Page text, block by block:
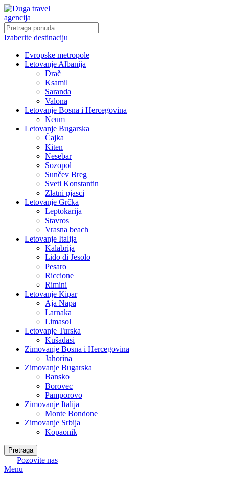
Izaberite destinaciju
Evropske metropole
Letovanje Albanija
Drač
Ksamil
Saranda
Valona
Letovanje Bosna i Hercegovina
Neum
Letovanje Bugarska
Čajka
Kiten
Nesebar
Sozopol
Sunčev Breg
Sveti Konstantin
Zlatni pjasci
Letovanje Grčka
Leptokarija
Stavros
Vrasna beach
Letovanje Italija
Kalabrija
Lido di Jesolo
Pesaro
Riccione
Rimini
Letovanje Kipar
Aja Napa
Larnaka
Limasol
Letovanje Turska
Kušadasi
Zimovanje Bosna i Hercegovina
Jahorina
Zimovanje Bugarska
Bansko
Borovec
Pamporovo
Zimovanje Italija
Monte Bondone
Zimovanje Srbija
Kopaonik
Pretraga
Pozovite nas
Menu